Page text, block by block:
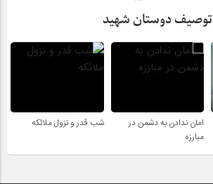
توصیف دوستان شهید
امان ندادن به دشمن در
مبارزه
شب قدر و نزول ملائکه